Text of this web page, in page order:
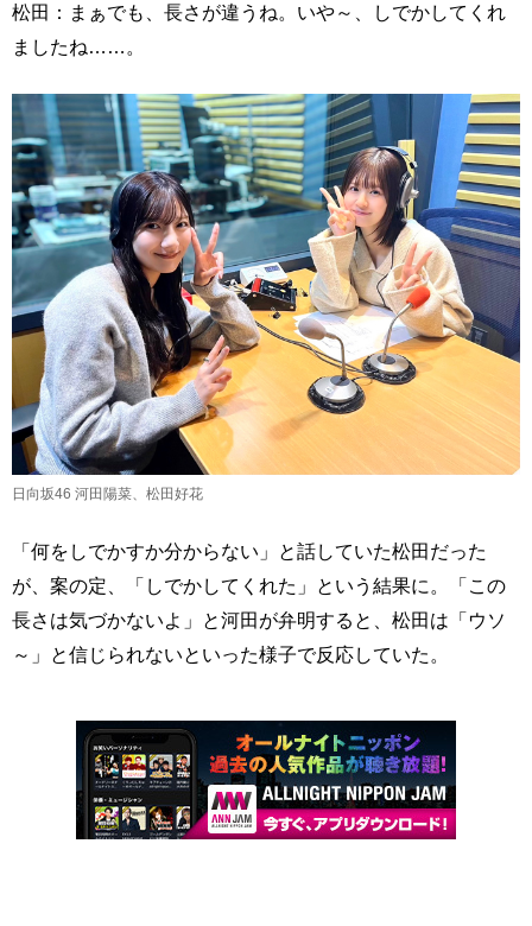
松田：まぁでも、長さが違うね。いや～、しでかしてくれ
ましたね……。
日向坂46 河田陽菜、松田好花
「何をしでかすか分からない」と話していた松田だった
が、案の定、「しでかしてくれた」という結果に。「この
長さは気づかないよ」と河田が弁明すると、松田は「ウソ
～」と信じられないといった様子で反応していた。